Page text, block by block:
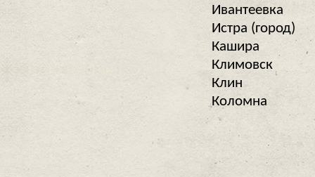
Ивантеевка
Истра (город)
Кашира
Климовск
Клин
Коломна